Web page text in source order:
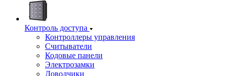
Контроль доступа
Контроллеры управления
Считыватели
Кодовые панели
Электрозамки
Доводчики